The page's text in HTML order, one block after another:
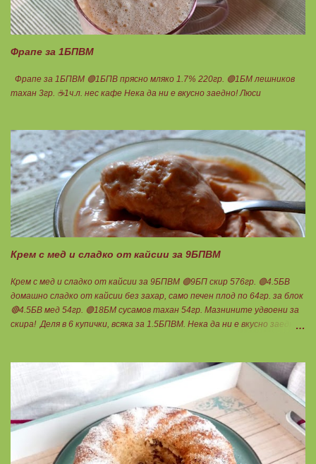
Фрапе за 1БПВМ
Фрапе за 1БПВМ 🟢1БПВ прясно мляко 1.7% 220гр. 🟢1БМ лешников
тахан 3гр. ☕1ч.л. нес кафе Нека да ни е вкусно заедно! Люси
Крем с мед и сладко от кайсии за 9БПВМ
Крем с мед и сладко от кайсии за 9БПВМ 🟢9БП скир 576гр. 🟢4.5БВ
домашно сладко от кайсии без захар, само печен плод по 64гр. за блок
🔴4.5БВ мед 54гр. 🟢18БМ сусамов тахан 54гр. Мазнините удвоени за
скира! Деля в 6 купички, всяка за 1.5БПВМ. Нека да ни е вкусно заедно!